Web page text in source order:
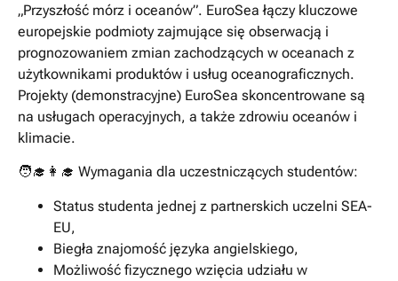
„Przyszłość mórz i oceanów”. EuroSea łączy kluczowe
europejskie podmioty zajmujące się obserwacją i
prognozowaniem zmian zachodzących w oceanach z
użytkownikami produktów i usług oceanograficznych.
Projekty (demonstracyjne) EuroSea skoncentrowane są
na usługach operacyjnych, a także zdrowiu oceanów i
klimacie.
🧑‍🎓👩‍🎓 Wymagania dla uczestniczących studentów:
Status studenta jednej z partnerskich uczelni SEA-
EU,
Biegła znajomość języka angielskiego,
Możliwość fizycznego wzięcia udziału w